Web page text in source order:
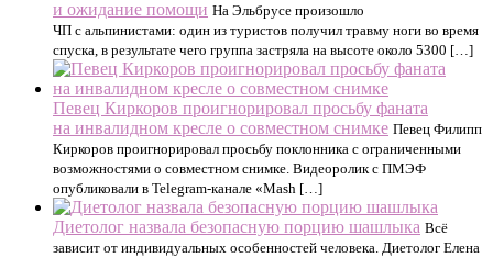
и ожидание помощи На Эльбрусе произошло
ЧП с альпинистами: один из туристов получил травму ноги во время
спуска, в результате чего группа застряла на высоте около 5300 […]
Певец Киркоров проигнорировал просьбу фаната
на инвалидном кресле о совместном снимке Певец Филипп
Киркоров проигнорировал просьбу поклонника с ограниченными
возможностями о совместном снимке. Видеоролик с ПМЭФ
опубликовали в Telegram-канале «Mash […]
Диетолог назвала безопасную порцию шашлыка Всё
зависит от индивидуальных особенностей человека. Диетолог Елена